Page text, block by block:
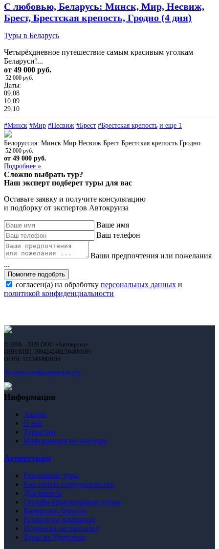
С любовью, Беларусь: Минск, Мир, Несвиж,
Брест, Брестская крепость, Гродно (4 дня)
Туры в Беларусь
Четырёхдневное путешествие самым красивым уголкам
Беларуси!...
от 49 000 руб.
52 000 руб.
Даты:
09.08
10.09
29.10
#Минск #Мир #Несвиж #Брест #Брестская крепость и еще 1
Белоруссия: Минск Мир Несвиж Брест Брестская крепость Гродно
52 000 руб.
от 49 000 руб.
Подробнее »
Сложно выбрать тур?
Наш эксперт подберет туры для вас
Оставьте заявку и получите консультацию
и подборку от экспертов Автокруиза
Ваше имя
Ваш телефон
Ваши предпочтения или пожелания
...
Помогите подобрть
согласен(а) на обработку персональных данных и
политикой конфиденциальности
© 2010—2026 ООО «Автокруиз».
ИНН/КПП: 5904242482/594801001
ОГРН: 1115904001014
Политика конфиденциальности
Информация
Акции
О нас
Туристам
Информация по выездам
Агентствам
Рекламные туры
Как начать сотрудничество
Документы
Онлайн бронирование туров
Комиссии, бонусы
Реквизиты компании
Подписка на рассылку
Туры из Удмуртии